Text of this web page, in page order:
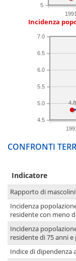
1991
5
Incidenza
1991
4.5
5.0
5.5
6.0
6.5
7.0
4.8
CONFRONTI
Indicatore
Rapporto di
Incidenza
residente con meno
Incidenza
residente di 75 anni e
Indice di dipendenza